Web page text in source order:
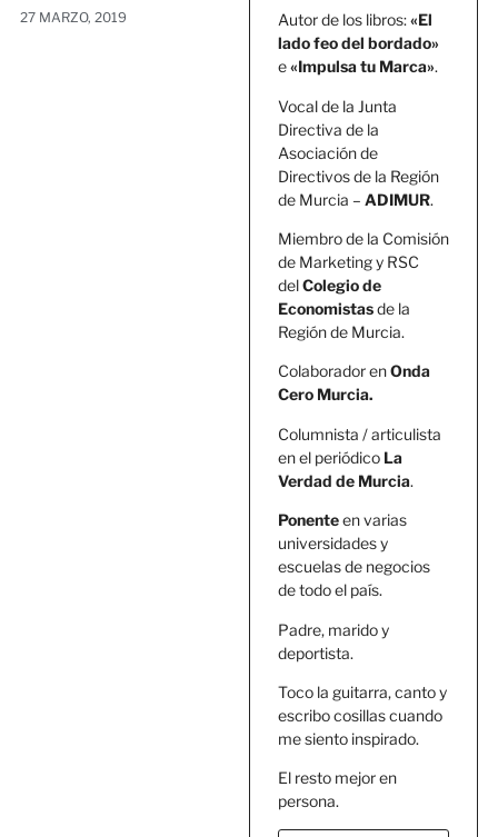
27 MARZO, 2019
Autor de los libros:«El
lado feo del bordado»
e«Impulsa tu Marca».
Vocal de la Junta
Directiva de la
Asociación de
Directivos de la Región
de Murcia – ADIMUR.
Miembro de la Comisión
de Marketing y RSC
delColegio de
Economistasde la
Región de Murcia.
Colaborador enOnda
Cero Murcia.
Columnista / articulista
en el periódico La
Verdad de Murcia.
Ponenteen varias
universidades y
escuelas de negocios
de todo el país.
Padre, marido y
deportista.
Toco la guitarra, canto y
escribo cosillas cuando
me siento inspirado.
El resto mejor en
persona.